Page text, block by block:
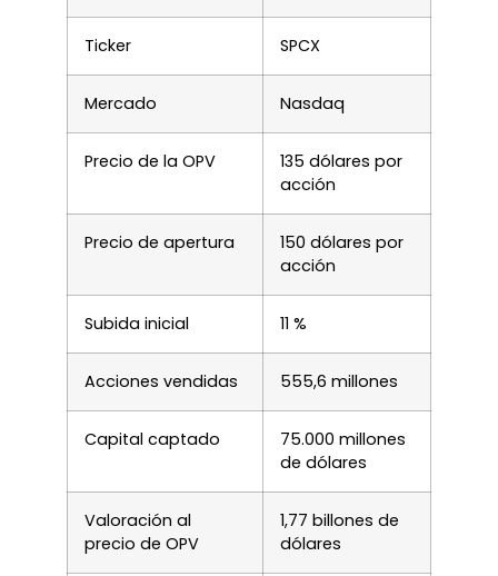
Ticker SPCX
Mercado Nasdaq
Precio de la OPV
135 dólares por
acción
Precio de apertura
150 dólares por
acción
Subida inicial 11 %
Acciones vendidas 555,6 millones
Capital captado
75.000 millones
de dólares
Valoración al
precio de OPV
1,77 billones de
dólares